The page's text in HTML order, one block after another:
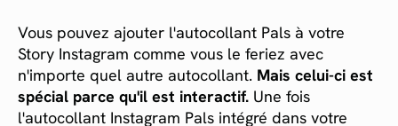
Vous pouvez ajouter l'autocollant Pals à votre
Story Instagram comme vous le feriez avec
n'importe quel autre autocollant. Mais celui-ci est
spécial parce qu'il est interactif. Une fois
l'autocollant Instagram Pals intégré dans votre